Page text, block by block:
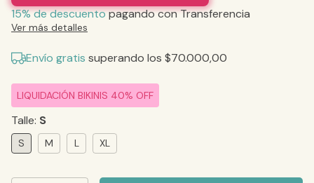
15% de descuentopagando con Transferencia
Ver más detalles
Envío gratis superando los$70.000,00
LIQUIDACIÓN BIKINIS 40% OFF
Talle: S
S M L XL